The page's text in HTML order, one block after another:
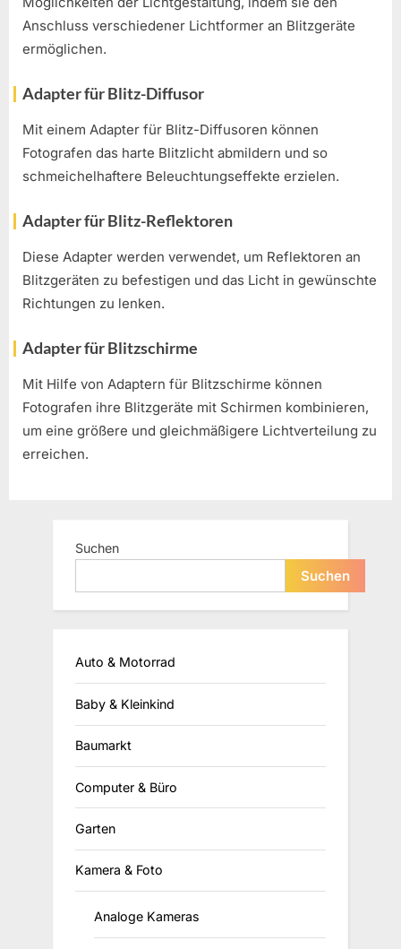
Anschluss verschiedener Lichtformer an Blitzgeräte
ermöglichen.
Adapter für Blitz-Diffusor
Mit einem Adapter für Blitz-Diffusoren können
Fotografen das harte Blitzlicht abmildern und so
schmeichelhaftere Beleuchtungseffekte erzielen.
Adapter für Blitz-Reflektoren
Diese Adapter werden verwendet, um Reflektoren an
Blitzgeräten zu befestigen und das Licht in gewünschte
Richtungen zu lenken.
Adapter für Blitzschirme
Mit Hilfe von Adaptern für Blitzschirme können
Fotografen ihre Blitzgeräte mit Schirmen kombinieren,
um eine größere und gleichmäßigere Lichtverteilung zu
erreichen.
Suchen
Suchen
Auto & Motorrad
Baby & Kleinkind
Baumarkt
Computer & Büro
Garten
Kamera & Foto
Analoge Kameras